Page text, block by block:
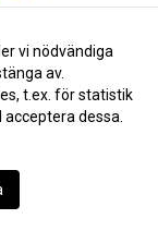
2018-06-12 23:41
2018-06-12 10:50
vi nödvändiga
av.
t.ex. för statistik
dessa.